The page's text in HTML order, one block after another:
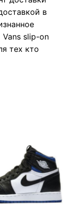
в
slip-on
тех кто